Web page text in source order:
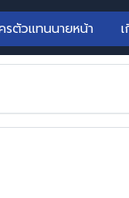
รตัวแทนนายหน้า